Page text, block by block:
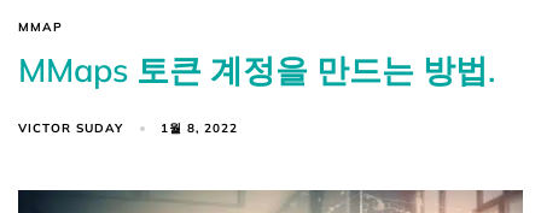
MMAP
MMaps 토큰 계정을 만드는 방법.
VICTOR SUDAY 1월 8, 2022